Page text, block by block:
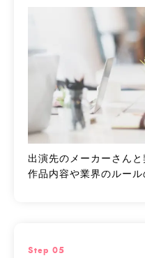
出演先のメーカーさんと
作品内容や業界のルール
Step 05